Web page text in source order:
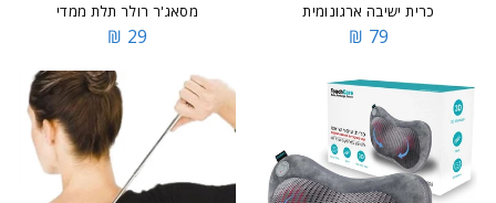
כרית ישיבה ארגונומית
79 ₪
מסאג'ר רולר תלת ממדי
29 ₪